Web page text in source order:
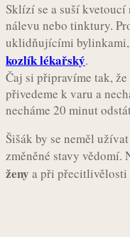
Sklízí se a suší kvetoucí
nálevu nebo tinktury.
uklidňujícími
kozlík lékařský.
Čaj si připravíme tak,
přivedeme k varu a
necháme 20 minut
Šišák by se neměl
změněné stavy vědomí.
ženy a při přecitlivělosti